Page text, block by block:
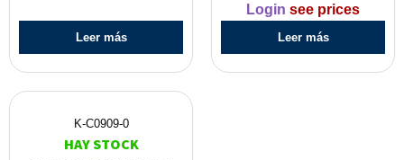
Leer más
Login see prices
Leer más
K-C0909-0
HAY STOCK